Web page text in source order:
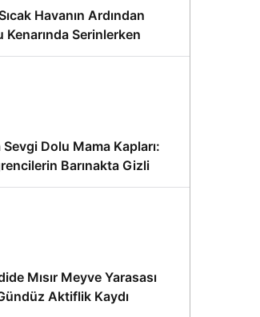
Havanın Ardından
Kenarında Serinlerken
Sevgi Dolu Mama Kapları:
Barınakta Gizli
Gönüllü Proje
Mısır Meyve Yarasası
Aktiflik Kaydı